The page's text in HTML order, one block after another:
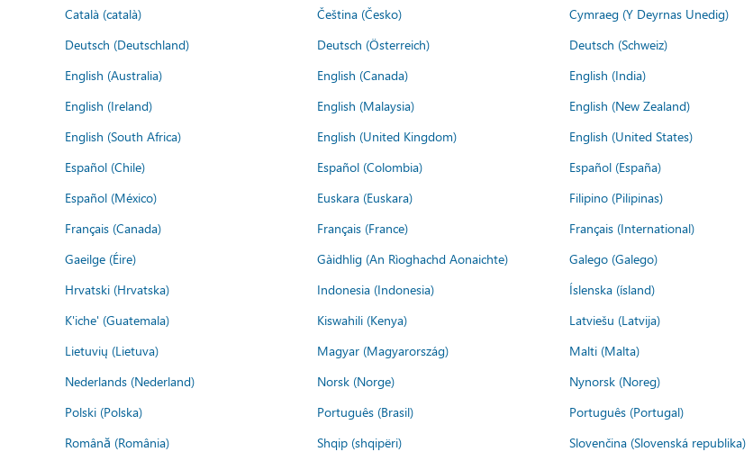
Català (català)
Čeština (Česko) Cymraeg (Y Deyrnas Unedig)
Deutsch (Deutschland)
Deutsch (Österreich) Deutsch (Schweiz)
English (Australia)
English (Canada) English (India)
English (Ireland)
English (Malaysia) English (New Zealand)
English (South Africa)
English (United Kingdom) English (United States)
Español (Chile)
Español (Colombia) Español (España)
Español (México)
Euskara (Euskara) Filipino (Pilipinas)
Français (Canada)
Français (France) Français (International)
Gaeilge (Éire)
Gàidhlig (An Rìoghachd Aonaichte) Galego (Galego)
Hrvatski (Hrvatska)
Indonesia (Indonesia) Íslenska (ísland)
K'iche' (Guatemala)
Kiswahili (Kenya) Latviešu (Latvija)
Lietuvių (Lietuva)
Magyar (Magyarország) Malti (Malta)
Nederlands (Nederland)
Norsk (Norge) Nynorsk (Noreg)
Polski (Polska)
Português (Brasil) Português (Portugal)
Română (România)
Shqip (shqipëri) Slovenčina (Slovenská republika)